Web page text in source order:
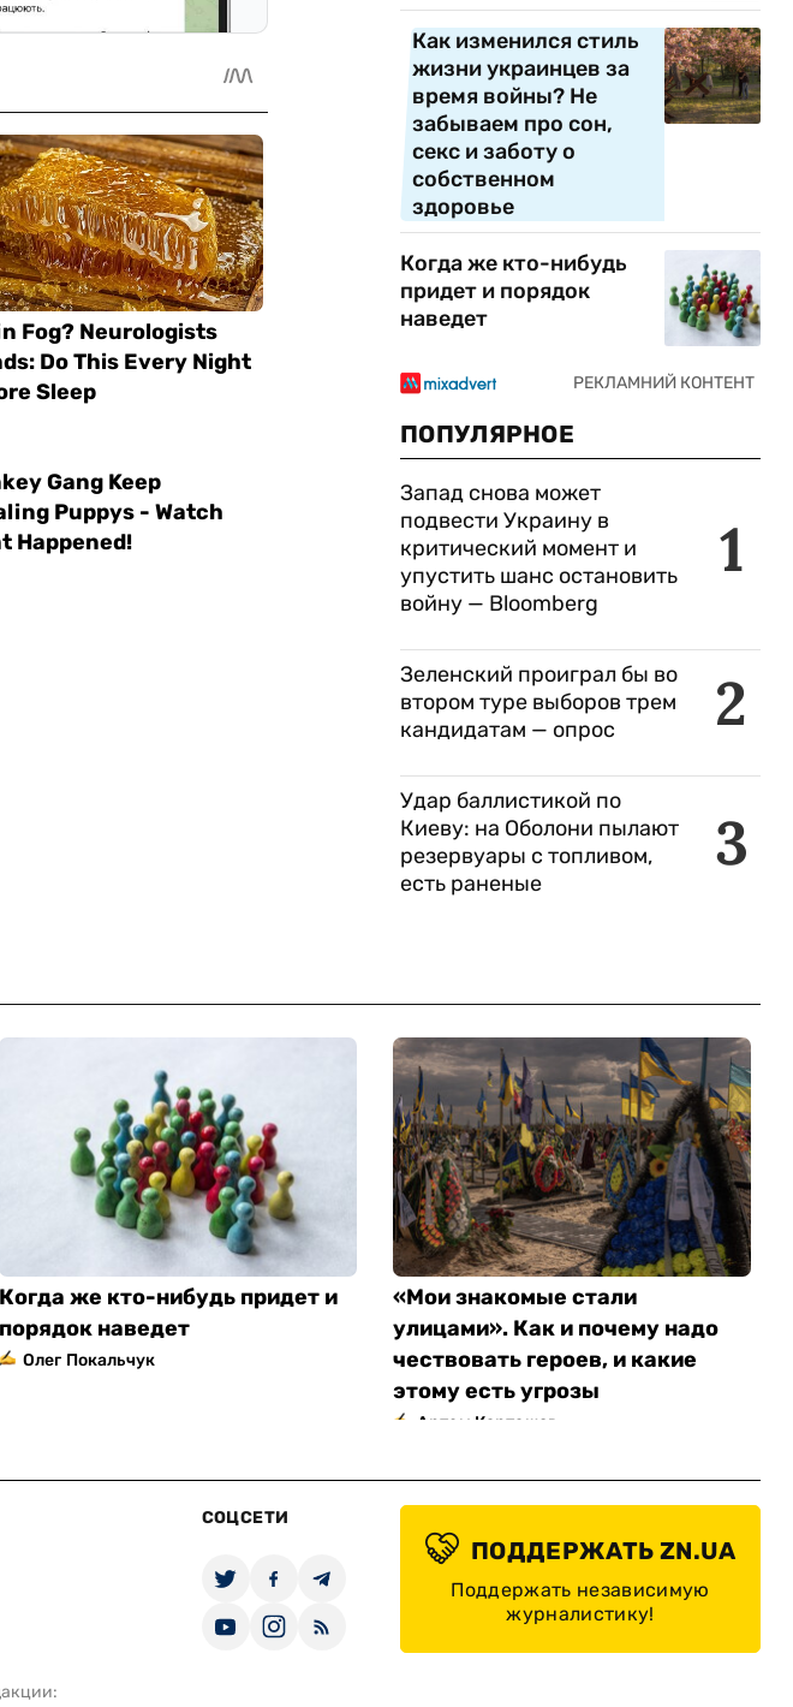
Как изменился стиль
жизни украинцев за
время войны? Не
забываем про сон,
секс и заботу о
собственном
здоровье
Когда же кто-нибудь
придет и порядок
наведет
ПОПУЛЯРНОЕ
1
Запад снова может
подвести Украину в
критический момент и
упустить шанс остановить
войну — Bloomberg
2
Зеленский проиграл бы во
втором туре выборов трем
кандидатам — опрос
3
Удар баллистикой по
Киеву: на Оболони пылают
резервуары с топливом,
есть раненые
Когда же кто-нибудь придет и
порядок наведет
Олег Покальчук
«Мои знакомые стали
улицами». Как и почему надо
чествовать героев, и какие
этому есть угрозы
Артем Карташов
СОЦСЕТИ
ПОДДЕРЖАТЬ ZN.UA
Поддержать независимую
журналистику!